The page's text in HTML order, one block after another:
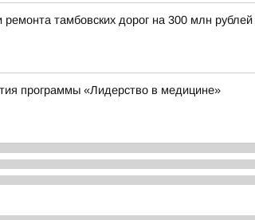
тамбовских дорог на 300 млн рублей
программы «Лидерство в медицине»